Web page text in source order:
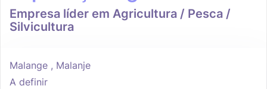
Empresa líder em Agricultura / Pesca /
Silvicultura
Malange , Malanje
A definir